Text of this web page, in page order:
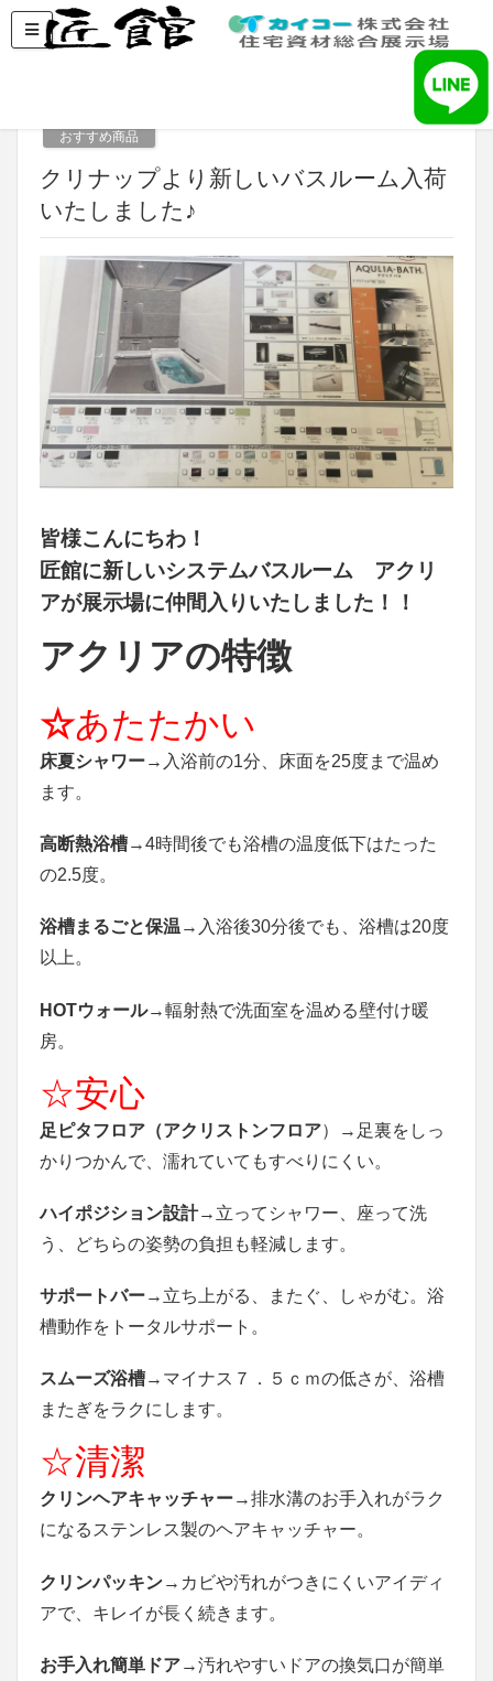
おすすめ商品
クリナップより新しいバスルーム入荷
いたしました♪
皆様こんにちわ！
匠館に新しいシステムバスルーム アクリ
アが展示場に仲間入りいたしました！！
アクリアの特徴
☆あたたかい
床夏シャワー→入浴前の1分、床面を25度まで温め
ます。
高断熱浴槽→4時間後でも浴槽の温度低下はたった
の2.5度。
浴槽まるごと保温 →入浴後30分後でも、浴槽は20度
以上。
HOTウォール→輻射熱で洗面室を温める壁付け暖
房。
☆安心
足ピタフロア（アクリストンフロア）→足裏をしっ
かりつかんで、濡れていてもすべりにくい。
ハイポジション設計→立ってシャワー、座って洗
う、どちらの姿勢の負担も軽減します。
サポートバー→立ち上がる、またぐ、しゃがむ。浴
槽動作をトータルサポート。
スムーズ浴槽→マイナス７．５ｃｍの低さが、浴槽
またぎをラクにします。
☆清潔
クリンヘアキャッチャー→排水溝のお手入れがラク
になるステンレス製のヘアキャッチャー。
クリンパッキン→カビや汚れがつきにくいアイディ
アで、キレイが長く続きます。
お手入れ簡単ドア→汚れやすいドアの換気口が簡単